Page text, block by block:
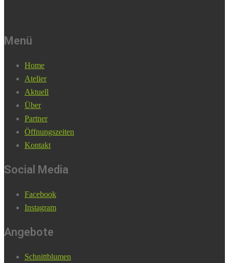
Menü
Home
Atelier
Aktuell
Über
Partner
Öffnungszeiten
Kontakt
Social Media
Facebook
Instagram
Angebote
Schnittblumen